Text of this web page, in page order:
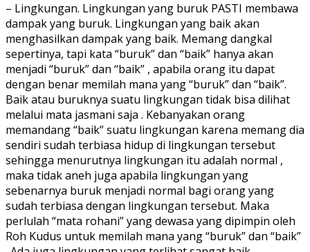
– Lingkungan. Lingkungan yang buruk PASTI membawa
dampak yang buruk. Lingkungan yang baik akan
menghasilkan dampak yang baik. Memang dangkal
sepertinya, tapi kata “buruk” dan “baik” hanya akan
menjadi “buruk” dan “baik” , apabila orang itu dapat
dengan benar memilah mana yang “buruk” dan “baik”.
Baik atau buruknya suatu lingkungan tidak bisa dilihat
melalui mata jasmani saja . Kebanyakan orang
memandang “baik” suatu lingkungan karena memang dia
sendiri sudah terbiasa hidup di lingkungan tersebut
sehingga menurutnya lingkungan itu adalah normal ,
maka tidak aneh juga apabila lingkungan yang
sebenarnya buruk menjadi normal bagi orang yang
sudah terbiasa dengan lingkungan tersebut. Maka
perlulah “mata rohani” yang dewasa yang dipimpin oleh
Roh Kudus untuk memilah mana yang “buruk” dan “baik”